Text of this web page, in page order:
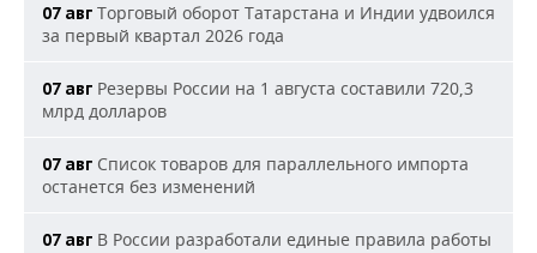
07 авг Торговый оборот Татарстана и Индии удвоился
за первый квартал 2026 года
07 авг Резервы России на 1 августа составили 720,3
млрд долларов
07 авг Список товаров для параллельного импорта
останется без изменений
07 авг В России разработали единые правила работы